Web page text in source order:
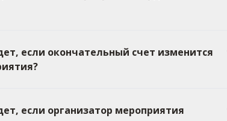
если окончательный счет изменится
если организатор мероприятия